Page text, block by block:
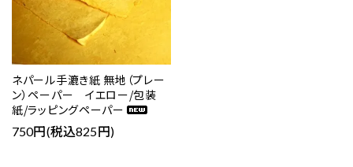
ネパール手漉き紙 無地（プレー
ン）ペーパー イエロー/包装
紙/ラッピングペーパー
750円(税込825円)